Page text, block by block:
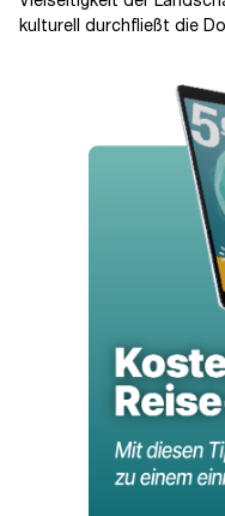
kulturell durchfließt die